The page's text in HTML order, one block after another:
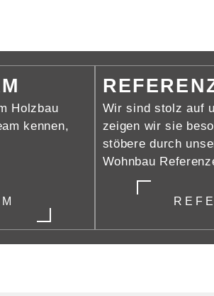
Holzbau
kennen,
Wir sind stolz auf
zeigen wir sie
stöbere durch
Wohnbau